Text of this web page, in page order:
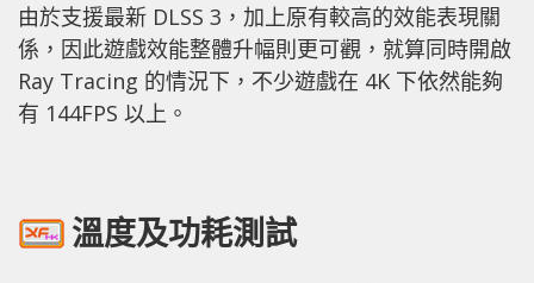
由於支援最新 DLSS 3，加上原有較高的效能表現關
係，因此遊戲效能整體升幅則更可觀，就算同時開啟
Ray Tracing 的情況下，不少遊戲在 4K 下依然能夠
有 144FPS 以上。
溫度及功耗測試